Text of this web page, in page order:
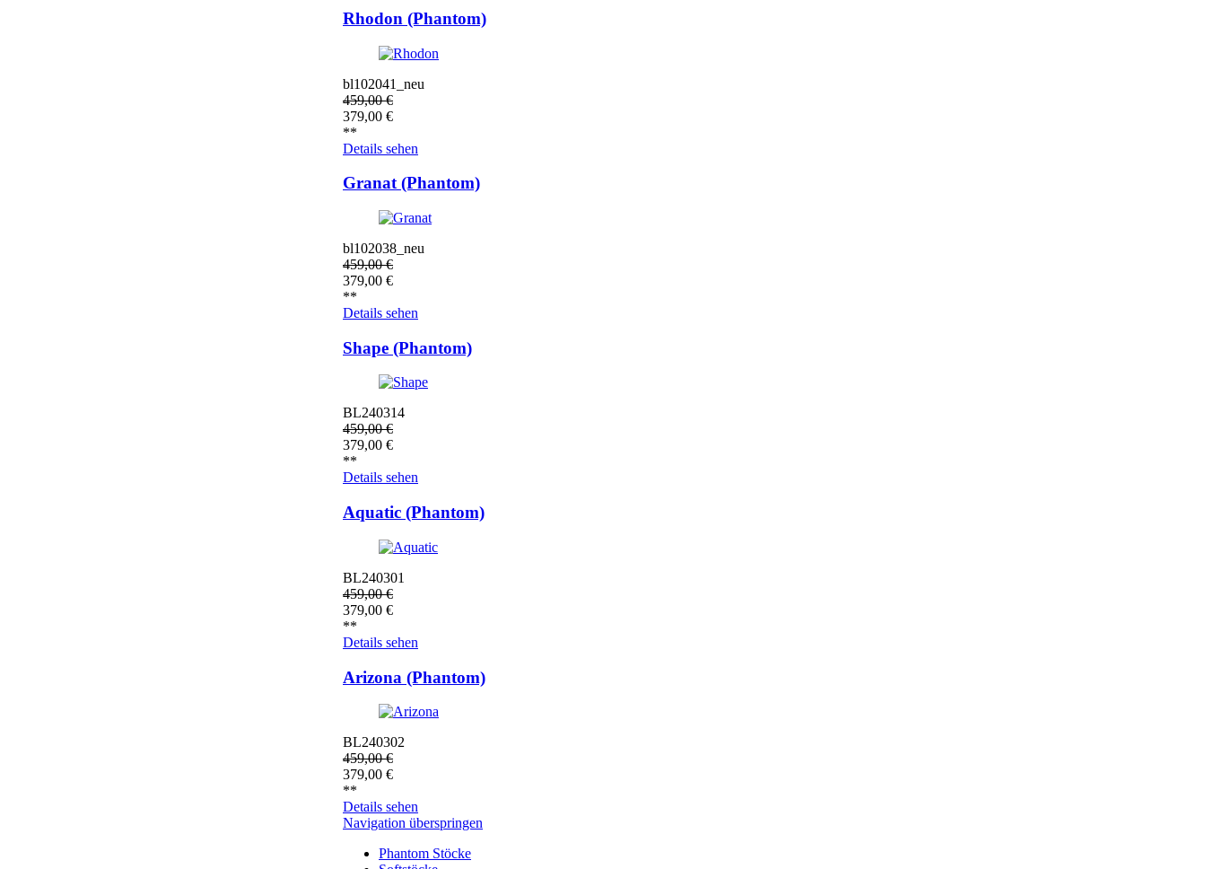
Rhodon (Phantom)
bl102041_neu
459,00€
379,00 €
**
Details sehen
Granat (Phantom)
bl102038_neu
459,00€
379,00 €
**
Details sehen
Shape (Phantom)
BL240314
459,00€
379,00 €
**
Details sehen
Aquatic (Phantom)
BL240301
459,00€
379,00 €
**
Details sehen
Arizona (Phantom)
BL240302
459,00€
379,00 €
**
Details sehen
Navigation überspringen
Phantom Stöcke